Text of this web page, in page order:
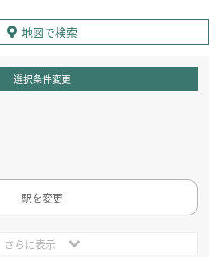
地図で検索
選択条件変更
駅を変更
さらに表示